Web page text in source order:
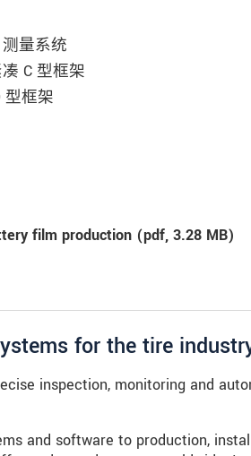
测量系统
C 型框架
型框架
film production (pdf, 3.28 MB)
for the tire
inspection, monitoring and
and software to production,